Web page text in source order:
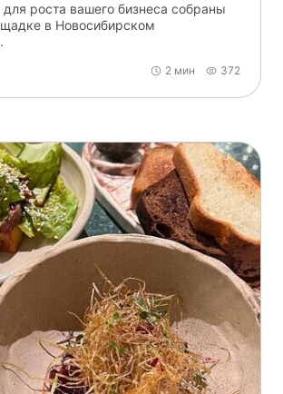
роста вашего бизнеса собраны
в Новосибирском
2 мин 372